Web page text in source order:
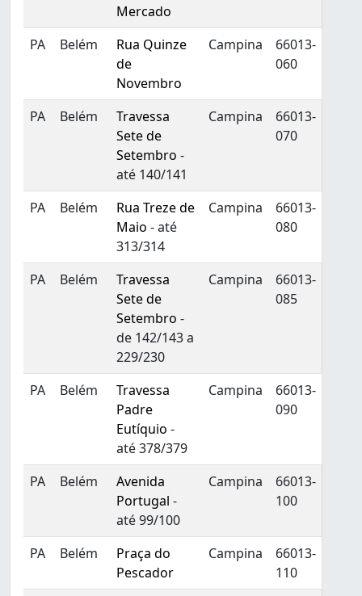
Mercado
PA Belém
Rua Quinze
de
Novembro
Campina
66013-
060
PA Belém
Travessa
Sete de
Setembro -
até 140/141
Campina
66013-
070
PA Belém
Rua Treze de
Maio - até
313/314
Campina
66013-
080
PA Belém
Travessa
Sete de
Setembro -
de 142/143 a
229/230
Campina
66013-
085
PA Belém
Travessa
Padre
Eutíquio -
até 378/379
Campina
66013-
090
PA Belém
Avenida
Portugal -
até 99/100
Campina
66013-
100
PA Belém
Praça do
Pescador
Campina
66013-
110